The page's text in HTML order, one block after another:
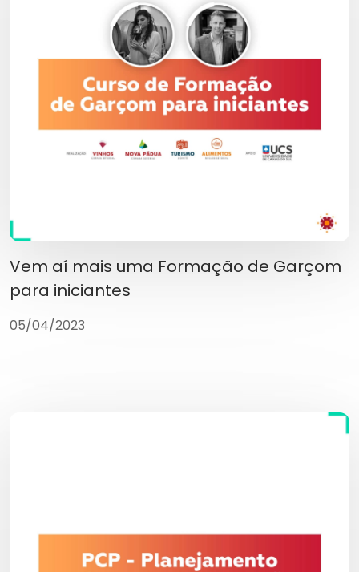
Vem aí mais uma Formação de Garçom
para iniciantes
05/04/2023